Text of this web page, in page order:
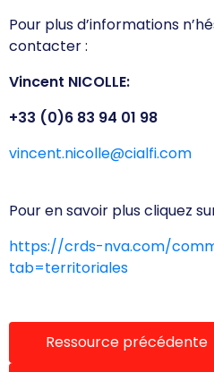
Pour plus d’informations
contacter :
Vincent NICOLLE:
+33 (0)6 83 94 01 98
vincent.nicolle@cialfi.com
Pour en savoir plus cliquez
https://crds-nva.com/
tab=territoriales
Ressource précédente